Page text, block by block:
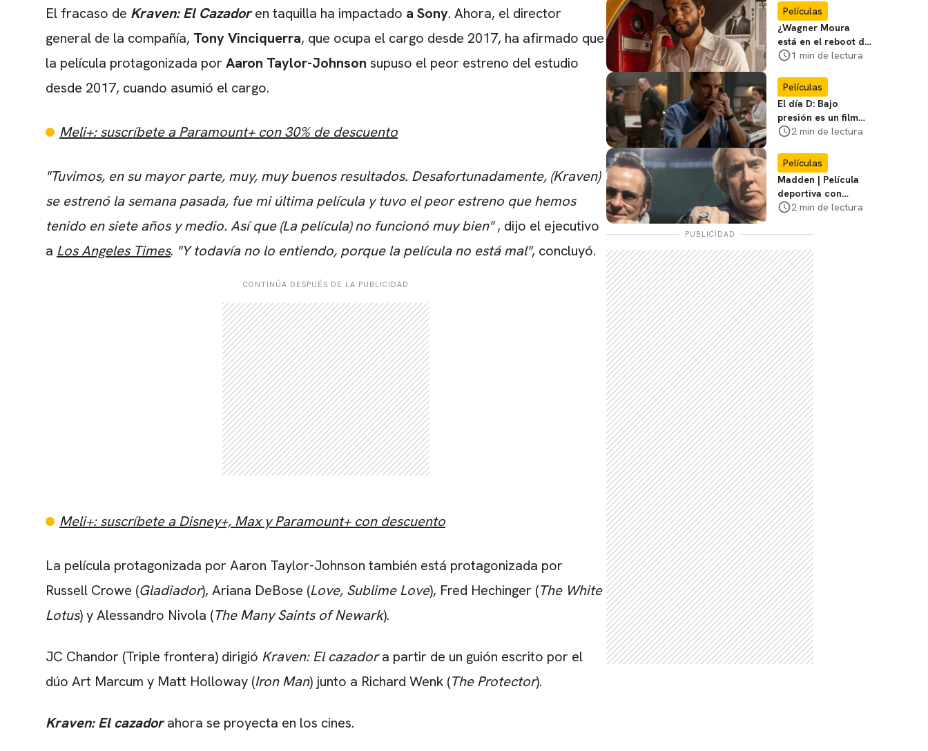
El fracaso de Kraven: El Cazador en taquilla ha impactado a Sony. Ahora, el director
general de la compañía, Tony Vinciquerra, que ocupa el cargo desde 2017, ha afirmado que
la película protagonizada por Aaron Taylor-Johnson supuso el peor estreno del estudio
desde 2017, cuando asumió el cargo.
Meli+: suscríbete a Paramount+ con 30% de descuento
"Tuvimos, en su mayor parte, muy, muy buenos resultados. Desafortunadamente, (Kraven)
se estrenó la semana pasada, fue mi última película y tuvo el peor estreno que hemos
tenido en siete años y medio. Así que (La película) no funcionó muy bien", dijo el ejecutivo
a Los Angeles Times. "Y todavía no lo entiendo, porque la película no está mal", concluyó.
CONTINÚA DESPUÉS DE LA PUBLICIDAD
Meli+: suscríbete a Disney+, Max y Paramount+ con descuento
La película protagonizada por Aaron Taylor-Johnson también está protagonizada por
Russell Crowe (Gladiador), Ariana DeBose (Love, Sublime Love), Fred Hechinger (The White
Lotus) y Alessandro Nivola (The Many Saints of Newark).
JC Chandor (Triple frontera) dirigió Kraven: El cazadora partir de un guión escrito por el
dúo Art Marcum y Matt Holloway (Iron Man) junto a Richard Wenk (The Protector).
Kraven: El cazadorahora se proyecta en los cines.
película
Películas
¿Wagner Moura
está en el reboot de
X-Men? El actor lo
1 min de lectura
Películas
El día D: Bajo
presión es un film
bélico distinto lleno
2 min de lectura
Películas
Madden | Película
deportiva con
Nicolas Cage tendrá
cines
2 min de lectura
PUBLICIDAD